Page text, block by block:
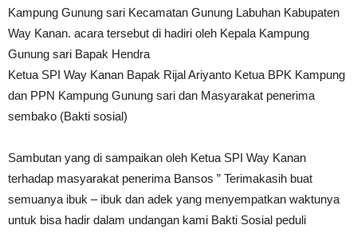
Kampung Gunung sari Kecamatan Gunung Labuhan Kabupaten
Way Kanan. acara tersebut di hadiri oleh Kepala Kampung
Gunung sari Bapak Hendra
Ketua SPI Way Kanan Bapak Rijal Ariyanto Ketua BPK Kampung
dan PPN Kampung Gunung sari dan Masyarakat penerima
sembako (Bakti sosial)
Sambutan yang di sampaikan oleh Ketua SPI Way Kanan
terhadap masyarakat penerima Bansos ” Terimakasih buat
semuanya ibuk – ibuk dan adek yang menyempatkan waktunya
untuk bisa hadir dalam undangan kami Bakti Sosial peduli